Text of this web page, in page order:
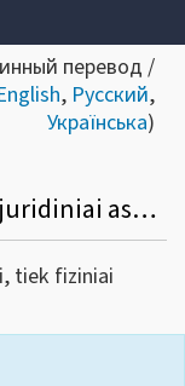
перевод /
, Русский,
Українська)
21. Ar OSS gali registruotis tik juridiniai asmenys?
tiek fiziniai